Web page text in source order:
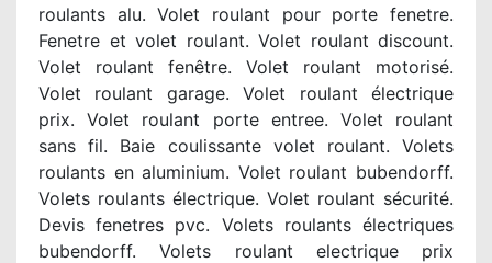
roulants alu. Volet roulant pour porte fenetre.
Fenetre et volet roulant. Volet roulant discount.
Volet roulant fenêtre. Volet roulant motorisé.
Volet roulant garage. Volet roulant électrique
prix. Volet roulant porte entree. Volet roulant
sans fil. Baie coulissante volet roulant. Volets
roulants en aluminium. Volet roulant bubendorff.
Volets roulants électrique. Volet roulant sécurité.
Devis fenetres pvc. Volets roulants électriques
bubendorff. Volets roulant electrique prix